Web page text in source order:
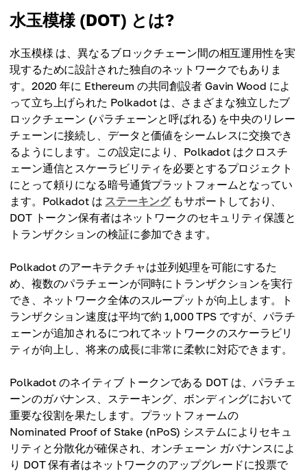
水玉模様 (DOT) とは?
水玉模様 は、異なるブロックチェーン間の相互運用性を実
現するために設計された独自のネットワークでもありま
す。2020 年に Ethereum の共同創設者 Gavin Wood によ
って立ち上げられた Polkadot は、さまざまな独立したブ
ロックチェーン (パラチェーンと呼ばれる) を中央のリレー
チェーンに接続し、データと価値をシームレスに交換でき
るようにします。この設定により、Polkadot はクロスチ
ェーン通信とスケーラビリティを必要とするプロジェクト
にとって頼りになる暗号通貨プラットフォームとなってい
ます。Polkadot は ステーキングもサポートしており、
DOT トークン保有者はネットワークのセキュリティ保護と
トランザクションの検証に参加できます。
Polkadot のアーキテクチャは並列処理を可能にするた
め、複数のパラチェーンが同時にトランザクションを実行
でき、ネットワーク全体のスループットが向上します。ト
ランザクション速度は平均で約 1,000 TPS ですが、パラチ
ェーンが追加されるにつれてネットワークのスケーラビリ
ティが向上し、将来の成長に非常に柔軟に対応できます。
Polkadot のネイティブ トークンである DOT は、パラチェ
ーンのガバナンス、ステーキング、ボンディングにおいて
重要な役割を果たします。プラットフォームの
Nominated Proof of Stake (nPoS) システムによりセキュ
リティと分散化が確保され、オンチェーン ガバナンスによ
り DOT 保有者はネットワークのアップグレードに投票で